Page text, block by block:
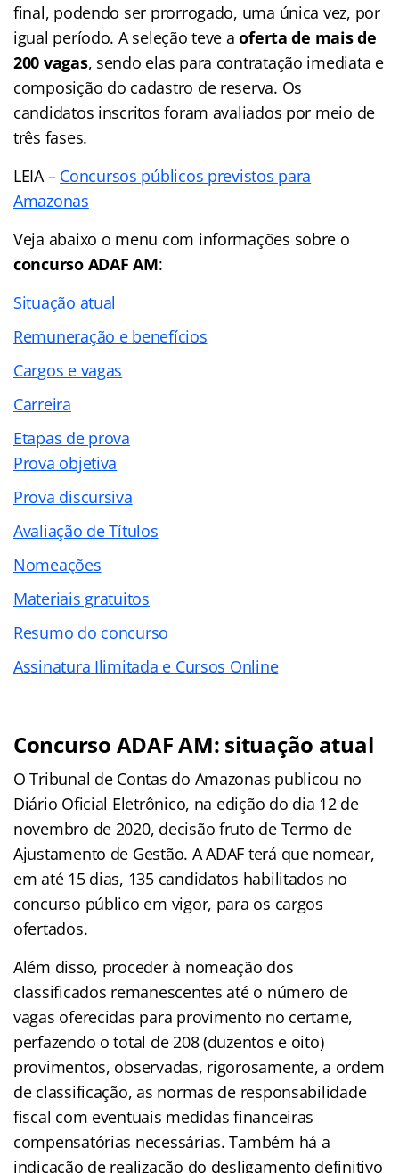
final, podendo ser prorrogado, uma única vez, por
igual período. A seleção teve a oferta de mais de
200 vagas, sendo elas para contratação imediata e
composição do cadastro de reserva. Os
candidatos inscritos foram avaliados por meio de
três fases.
LEIA – Concursos públicos previstos para
Amazonas
Veja abaixo o menu com informações sobre o
concurso ADAF AM:
Situação atual
Remuneração e benefícios
Cargos e vagas
Carreira
Etapas de prova
Prova objetiva
Prova discursiva
Avaliação de Títulos
Nomeações
Materiais gratuitos
Resumo do concurso
Assinatura Ilimitada e Cursos Online
Concurso ADAF AM: situação atual
O Tribunal de Contas do Amazonas publicou no
Diário Oficial Eletrônico, na edição do dia 12 de
novembro de 2020, decisão fruto de Termo de
Ajustamento de Gestão. A ADAF terá que nomear,
em até 15 dias, 135 candidatos habilitados no
concurso público em vigor, para os cargos
ofertados.
Além disso, proceder à nomeação dos
classificados remanescentes até o número de
vagas oferecidas para provimento no certame,
perfazendo o total de 208 (duzentos e oito)
provimentos, observadas, rigorosamente, a ordem
de classificação, as normas de responsabilidade
fiscal com eventuais medidas financeiras
compensatórias necessárias. Também há a
indicação de realização do desligamento definitivo